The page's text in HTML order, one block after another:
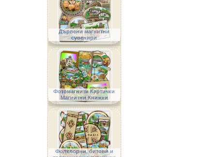
Дървени магнитни
сувенири
Фотомагнити Картички
Магнитни Книжки
Фолклорни, битови и